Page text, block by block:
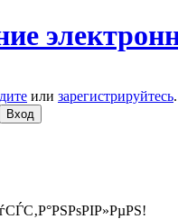
или зарегистрируйтесь.